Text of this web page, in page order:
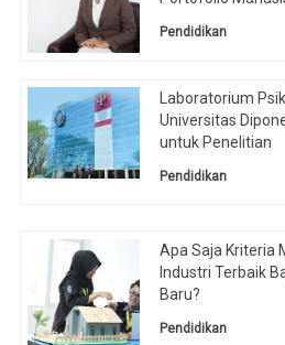
Pendidikan
Laboratorium
Universitas
untuk Penelitian
Pendidikan
Apa Saja Kriteria
Industri Terbaik
Baru?
Pendidikan